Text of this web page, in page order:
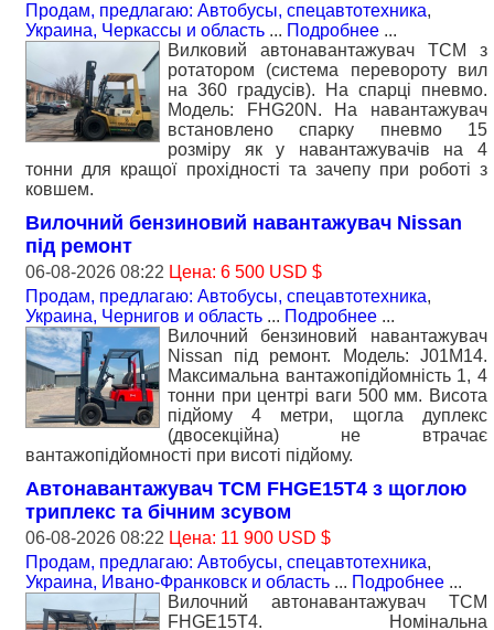
Продам, предлагаю: Автобусы, спецавтотехника,
Украина, Черкассы и область ... Подробнее ...
Вилковий автонавантажувач TCM з
ротатором (система перевороту вил
на 360 градусів). На спарці пневмо.
Модель: FHG20N. На навантажувач
встановлено спарку пневмо 15
розміру як у навантажувачів на 4
тонни для кращої прохідності та зачепу при роботі з
ковшем.
Вилочний бензиновий навантажувач Nissan
пiд ремонт
06-08-2026 08:22 Цена: 6 500 USD $
Продам, предлагаю: Автобусы, спецавтотехника,
Украина, Чернигов и область ... Подробнее ...
Вилочний бензиновий навантажувач
Nissan пiд ремонт. Модель: J01M14.
Максимальна вантажопідйомність 1, 4
тонни при центрі ваги 500 мм. Висота
підйому 4 метри, щогла дуплекс
(двосекційна) не втрачає
вантажопідйомності при висоті підйому.
Автонавантажувач TCM FHGE15T4 з щоглою
триплекс та бiчним зсувом
06-08-2026 08:22 Цена: 11 900 USD $
Продам, предлагаю: Автобусы, спецавтотехника,
Украина, Ивано-Франковск и область ... Подробнее ...
Вилочний автонавантажувач TCM
FHGE15T4. Номiнальна